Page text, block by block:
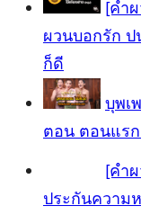
[คำ
ผวนบอกรัก ป
ก็ดี
บุพเ
ตอน ตอนแร
[คํา
ประกันความ